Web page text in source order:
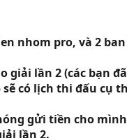
nhom pro, và 2
giải lần 2 (các bạn
có lịch thi đấu cụ
gửi tiền cho
lần 2.